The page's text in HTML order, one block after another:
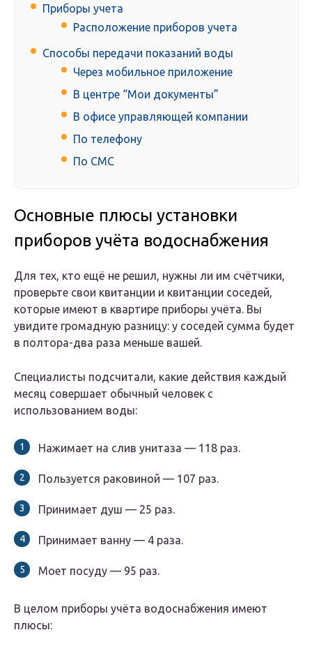
Приборы учета
Расположение приборов учета
Способы передачи показаний воды
Через мобильное приложение
В центре “Мои документы”
В офисе управляющей компании
По телефону
По СМС
Основные плюсы установки
приборов учёта водоснабжения
Для тех, кто ещё не решил, нужны ли им счётчики,
проверьте свои квитанции и квитанции соседей,
которые имеют в квартире приборы учёта. Вы
увидите громадную разницу: у соседей сумма будет
в полтора-два раза меньше вашей.
Специалисты подсчитали, какие действия каждый
месяц совершает обычный человек с
использованием воды:
Нажимает на слив унитаза — 118 раз.
Пользуется раковиной — 107 раз.
Принимает душ — 25 раз.
Принимает ванну — 4 раза.
Моет посуду — 95 раз.
В целом приборы учёта водоснабжения имеют
плюсы: